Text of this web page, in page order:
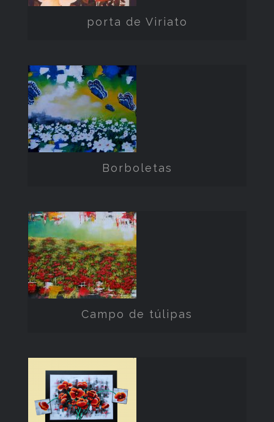
porta de Viriato
Borboletas
Borboletas
Campo de
túlipas
Campo de túlipas
Flores